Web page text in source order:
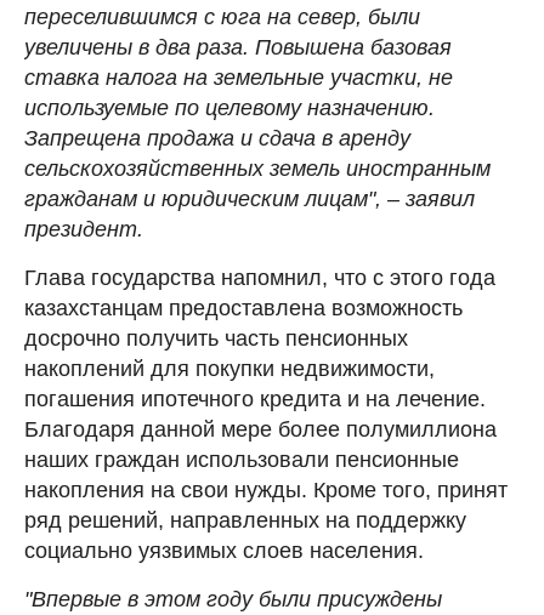
переселившимся с юга на север, были
увеличены в два раза. Повышена базовая
ставка налога на земельные участки, не
используемые по целевому назначению.
Запрещена продажа и сдача в аренду
сельскохозяйственных земель иностранным
гражданам и юридическим лицам", – заявил
президент.
Глава государства напомнил, что с этого года
казахстанцам предоставлена возможность
досрочно получить часть пенсионных
накоплений для покупки недвижимости,
погашения ипотечного кредита и на лечение.
Благодаря данной мере более полумиллиона
наших граждан использовали пенсионные
накопления на свои нужды. Кроме того, принят
ряд решений, направленных на поддержку
социально уязвимых слоев населения.
"Впервые в этом году были присуждены